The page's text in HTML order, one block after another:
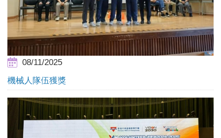
08/11/2025
機械人隊伍獲獎